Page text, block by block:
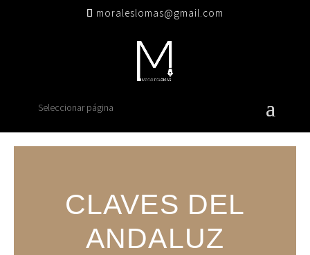
moraleslomas@gmail.com
Seleccionar página
CLAVES DEL
ANDALUZ